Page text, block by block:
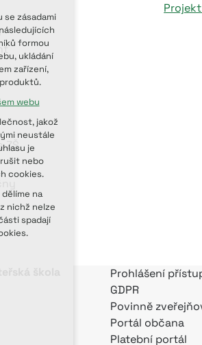
ZŠ
Prohlášení
GDPR
Povinně
Portál občana
Platební portál
apod.
Seznam,
webu
se zásadami
formou
ukládání
zařízení,
webu
jakož
neustále
je
nebo
cookies.
na
nichž nelze
spadají